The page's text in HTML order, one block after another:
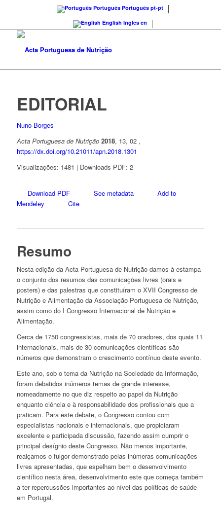
Português Português pt-pt
English Inglês en
EDITORIAL
Nuno Borges
Acta Portuguesa de Nutrição 2018, 13, 02 ,
https://dx.doi.org/10.21011/apn.2018.1301
Visualizações: 1481 | Downloads PDF: 2
Download PDF See metadata
Add to
Mendeley
Cite
Resumo
Nesta edição da Acta Portuguesa de Nutrição damos à estampa
o conjunto dos resumos das comunicações livres (orais e
posters) e das palestras que constituíram o XVII Congresso de
Nutrição e Alimentação da Associação Portuguesa de Nutrição,
assim como do I Congresso Internacional de Nutrição e
Alimentação.
Cerca de 1750 congressistas, mais de 70 oradores, dos quais 11
internacionais, mais de 30 comunicações científicas são
números que demonstram o crescimento contínuo deste evento.
Este ano, sob o tema da Nutrição na Sociedade da Informação,
foram debatidos inúmeros temas de grande interesse,
nomeadamente no que diz respeito ao papel da Nutrição
enquanto ciência e à responsabilidade dos profissionais que a
praticam. Para este debate, o Congresso contou com
especialistas nacionais e internacionais, que propiciaram
excelente e participada discussão, fazendo assim cumprir o
principal desígnio deste Congresso. Não menos importante,
realçamos o fulgor demonstrado pelas inúmeras comunicações
livres apresentadas, que espelham bem o desenvolvimento
científico nesta área, desenvolvimento este que começa também
a ter repercussões importantes ao nível das políticas de saúde
em Portugal.